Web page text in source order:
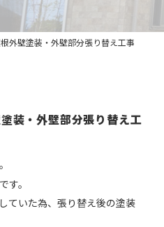
の特徴
ついて
らせ
案内
外壁塗装・外壁部分張り替え工事
装・外壁部分張り替え工
す。
ていた為、張り替え後の塗装